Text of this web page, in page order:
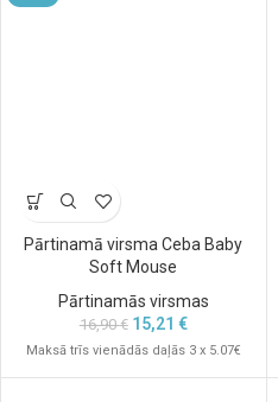
Pārtinamā virsma Ceba Baby
Soft Mouse
Pārtinamās virsmas
16,90€ 15,21 €
Maksā trīs vienādās daļās 3 x 5.07€